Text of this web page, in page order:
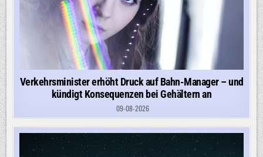
Verkehrsminister erhöht Druck auf Bahn-Manager – und
kündigt Konsequenzen bei Gehältern an
09-08-2026